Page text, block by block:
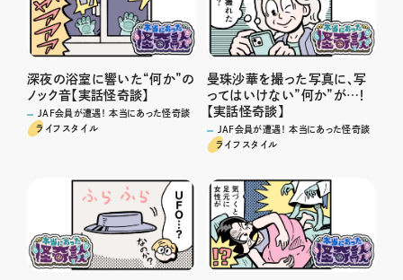
深夜の浴室に響いた“何か”の
ノック音【実話怪奇談】
JAF会員が遭遇！ 本当にあった怪奇談
ライフスタイル
曼珠沙華を撮った写真に、写
ってはいけない”何か”が…！
【実話怪奇談】
JAF会員が遭遇！ 本当にあった怪奇談
ライフスタイル